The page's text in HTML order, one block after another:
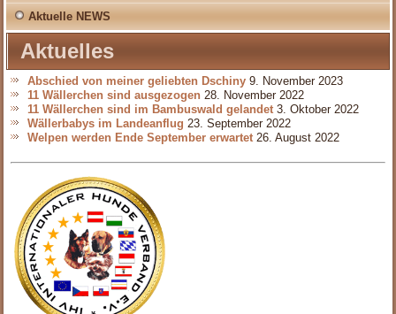
Aktuelle NEWS
Aktuelles
Abschied von meiner geliebten Dschiny 9. November 2023
11 Wällerchen sind ausgezogen 28. November 2022
11 Wällerchen sind im Bambuswald gelandet 3. Oktober 2022
Wällerbabys im Landeanflug 23. September 2022
Welpen werden Ende September erwartet 26. August 2022